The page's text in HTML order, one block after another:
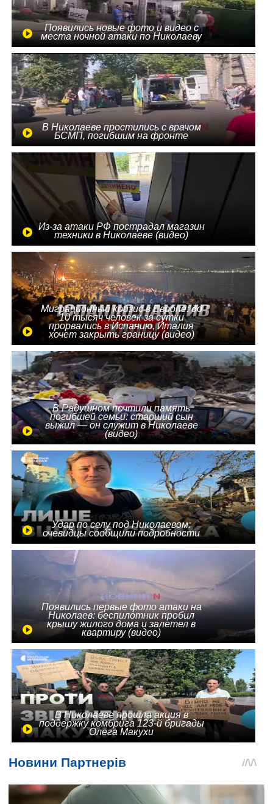
Появились новые фото и видео с
места ночной атаки по Николаеву
В Николаеве простились с врачом
БСМП, погибшим на фронте
Из-за атаки РФ пострадал магазин
техники в Николаеве (видео)
Миграционный кризис в Европе: до
10 тысяч человек за сутки
прорвались в Испанию, Италия
хочет закрыть границу (видео)
В Радушном почтили память
погибшей семьи: старший сын
выжил — он служит в Николаеве
(видео)
Удар по селу под Николаевом:
очевидцы сообщили подробности
Появились первые фото атаки на
Николаев: беспилотник пробил
крышу жилого дома и залетел в
квартиру (видео)
В Николаеве прошла акция в
поддержку комбрига 123-й бригады
Олега Макухи